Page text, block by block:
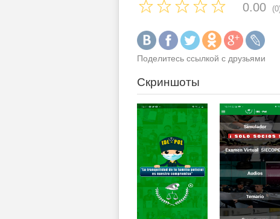
0.00
Поделитесь ссылкой с друзьями
Скриншоты